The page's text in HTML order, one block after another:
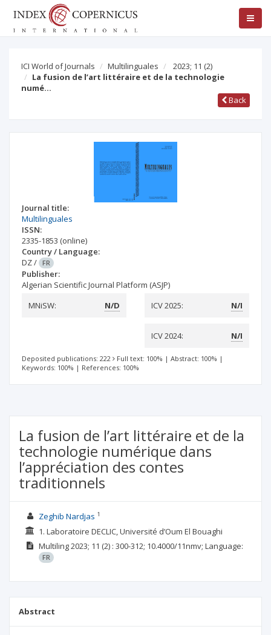
ICI World of Journals Multilinguales 2023; 11 (2)
La fusion de l’art littéraire et de la technologie
numé…
Back
Journal title:
Multilinguales
ISSN:
2335-1853 (online)
Country / Language:
DZ/ FR
Publisher:
Algerian Scientific Journal Platform (ASJP)
MNiSW:
N/D ICV 2025: N/I
ICV 2024: N/I
Deposited publications: 222 Full text: 100% | Abstract: 100% |
Keywords: 100% | References: 100%
La fusion de l’art littéraire et de la
technologie numérique dans
l’appréciation des contes
traditionnels
Zeghib Nardjas 1
1. Laboratoire DECLIC, Université d’Oum El Bouaghi
Multiling2023; 11 (2) : 300-312; 10.4000/11nmv; Language:
FR
Abstract